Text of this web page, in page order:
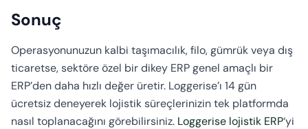
Sonuç
Operasyonunuzun kalbi taşımacılık, filo, gümrük veya dış
ticaretse, sektöre özel bir dikey ERP genel amaçlı bir
ERP’den daha hızlı değer üretir. Loggerise’ı 14 gün
ücretsiz deneyerek lojistik süreçlerinizin tek platformda
nasıl toplanacağını görebilirsiniz. Loggerise lojistik ERP‘yi